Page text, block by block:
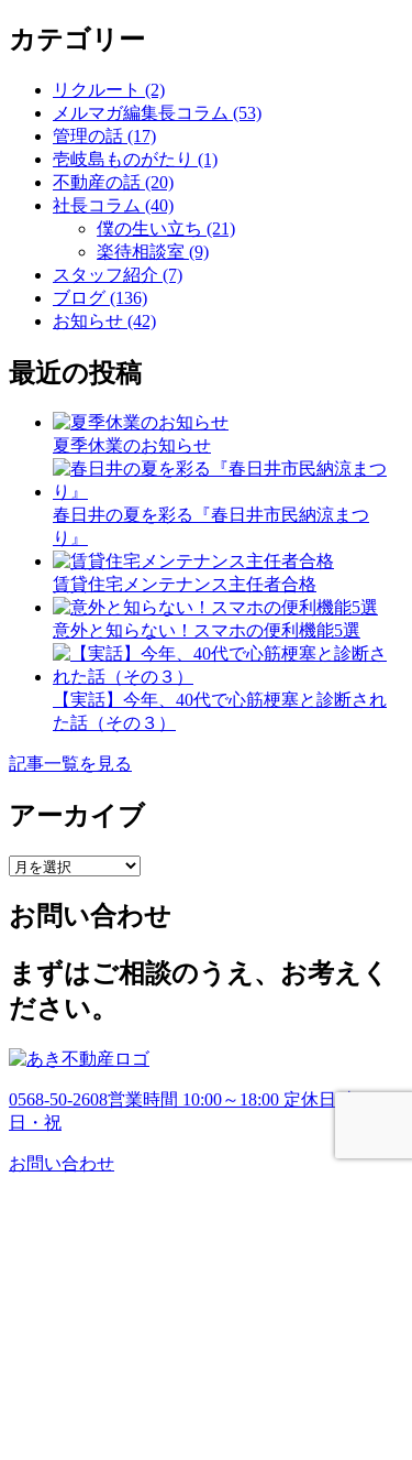
カテゴリー
リクルート (2)
メルマガ編集長コラム (53)
管理の話 (17)
壱岐島ものがたり (1)
不動産の話 (20)
社長コラム (40)
僕の生い立ち (21)
楽待相談室 (9)
スタッフ紹介 (7)
ブログ (136)
お知らせ (42)
最近の投稿
夏季休業のお知らせ
春日井の夏を彩る『春日井市民納涼まつ
り』
賃貸住宅メンテナンス主任者合格
意外と知らない！スマホの便利機能5選
【実話】今年、40代で心筋梗塞と診断され
た話（その３）
記事一覧を見る
アーカイブ
ア
カ
イ
ブ
お問い合わせ
まずはご相談のうえ、お考えく
ださい。
0568-50-2608営業時間 10:00～18:00 定休日 土・
日・祝
お問い合わせ